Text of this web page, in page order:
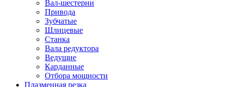
Вал-шестерни
Привода
Зубчатые
Шлицевые
Станка
Вала редуктора
Ведущие
Карданные
Отбора мощности
Плазменная резка